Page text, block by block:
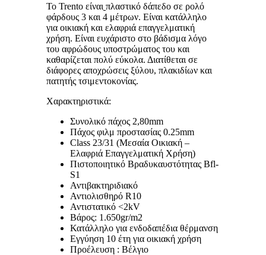
Το Trento είναι πλαστικό δάπεδο σε ρολό
φάρδους 3 και 4 μέτρων. Είναι κατάλληλο
για οικιακή και ελαφριά επαγγελματική
χρήση. Είναι ευχάριστο στο βάδισμα λόγο
του αφρώδους υποστρώματος του και
καθαρίζεται πολύ εύκολα. Διατίθεται σε
διάφορες αποχρώσεις ξύλου, πλακιδίων και
πατητής τσιμεντοκονίας.
Χαρακτηριστικά:
Συνολικό πάχος 2,80mm
Πάχος φιλμ προστασίας 0.25mm
Class 23/31 (Μεσαία Οικιακή –
Ελαφριά Επαγγελματική Χρήση)
Πιστοποιητικό Βραδυκαυστότητας Bfl-
S1
Αντιβακτηριδιακό
Αντιολισθηρό R10
Αντιστατικό <2kV
Βάρος: 1.650gr/m2
Κατάλληλο για ενδοδαπέδια θέρμανση
Εγγύηση 10 έτη για οικιακή χρήση
Προέλευση : Βέλγιο